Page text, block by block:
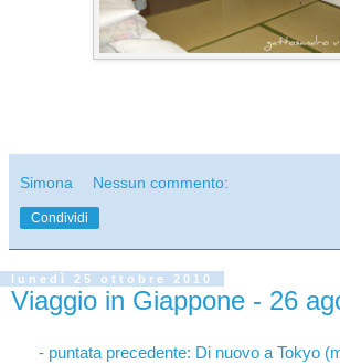
Simona Nessun commento:
Condividi
lunedì 25 ottobre 2010
Viaggio in Giappone - 26
- puntata precedente: Di nuovo a Tokyo